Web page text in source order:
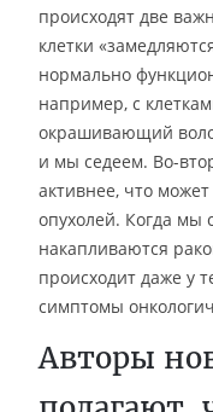
происходят две
клетки
нормально
например, с
окрашивающий
и мы седеем. Во-
активнее, что
опухолей. Когда мы
накапливаются
происходит даже у
симптомы
Авторы